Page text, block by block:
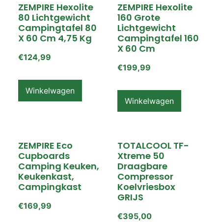
ZEMPIRE Hexolite
80 Lichtgewicht
Campingtafel 80
X 60 Cm 4,75 Kg
€124,99
Winkelwagen
ZEMPIRE Hexolite
160 Grote
Lichtgewicht
Campingtafel 160
X 60 Cm
€199,99
Winkelwagen
ZEMPIRE Eco
Cupboards
Camping Keuken,
Keukenkast,
Campingkast
€169,99
TOTALCOOL TF-
Xtreme 50
Draagbare
Compressor
Koelvriesbox
GRIJS
€395,00